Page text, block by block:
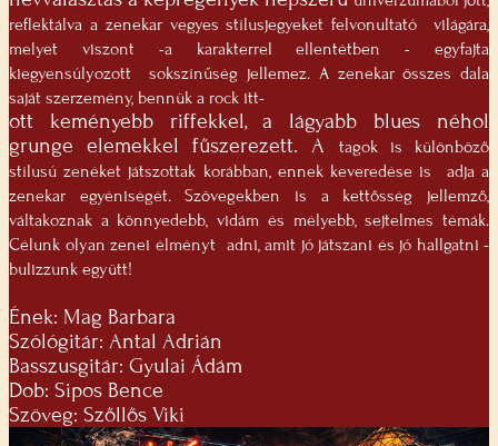
reflektálva a zenekar vegyes stílusjegyeket felvonultató
világára,
melyet viszont -a karakterrel ellentétben - egyfajta
kiegyensúlyozott
sokszínűség jellemez. A zenekar összes dala
saját szerzemény, bennük a rock itt-
ott keményebb riffekkel, a lágyabb blues néhol
grunge elemekkel fűszerezett. A
tagok is különböző
stílusú zenéket játszottak korábban, ennek keveredése is
adja a
zenekar egyéniségét. Szövegekben is a kettősség jellemző,
váltakoznak a könnyedebb, vidám és mélyebb, sejtelmes témák.
Célunk olyan zenei élményt
adni, amit jó játszani és jó hallgatni -
bulizzunk együtt!
Ének: Mag Barbara
Szólógitár: Antal Adrián
Basszusgitár: Gyulai Ádám
Dob: Sipos Bence
Szöveg: Szőllős Viki